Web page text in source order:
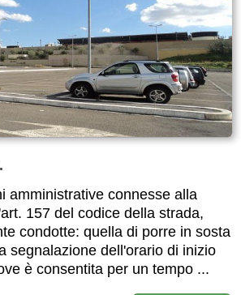
amministrative connesse alla
157 del codice della strada,
condotte: quella di porre in sosta
segnalazione dell'orario di inizio
è consentita per un tempo ...